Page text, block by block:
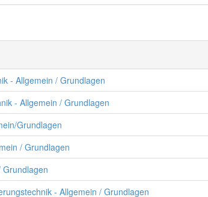
- Allgemein / Grundlagen
- Allgemein / Grundlagen
Grundlagen
/ Grundlagen
Grundlagen
- Allgemein / Grundlagen